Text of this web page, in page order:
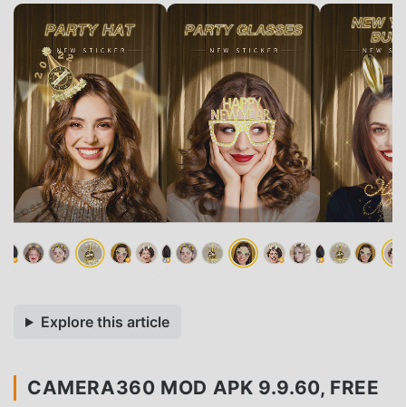
Explore this article
CAMERA360 MOD APK 9.9.60, FREE